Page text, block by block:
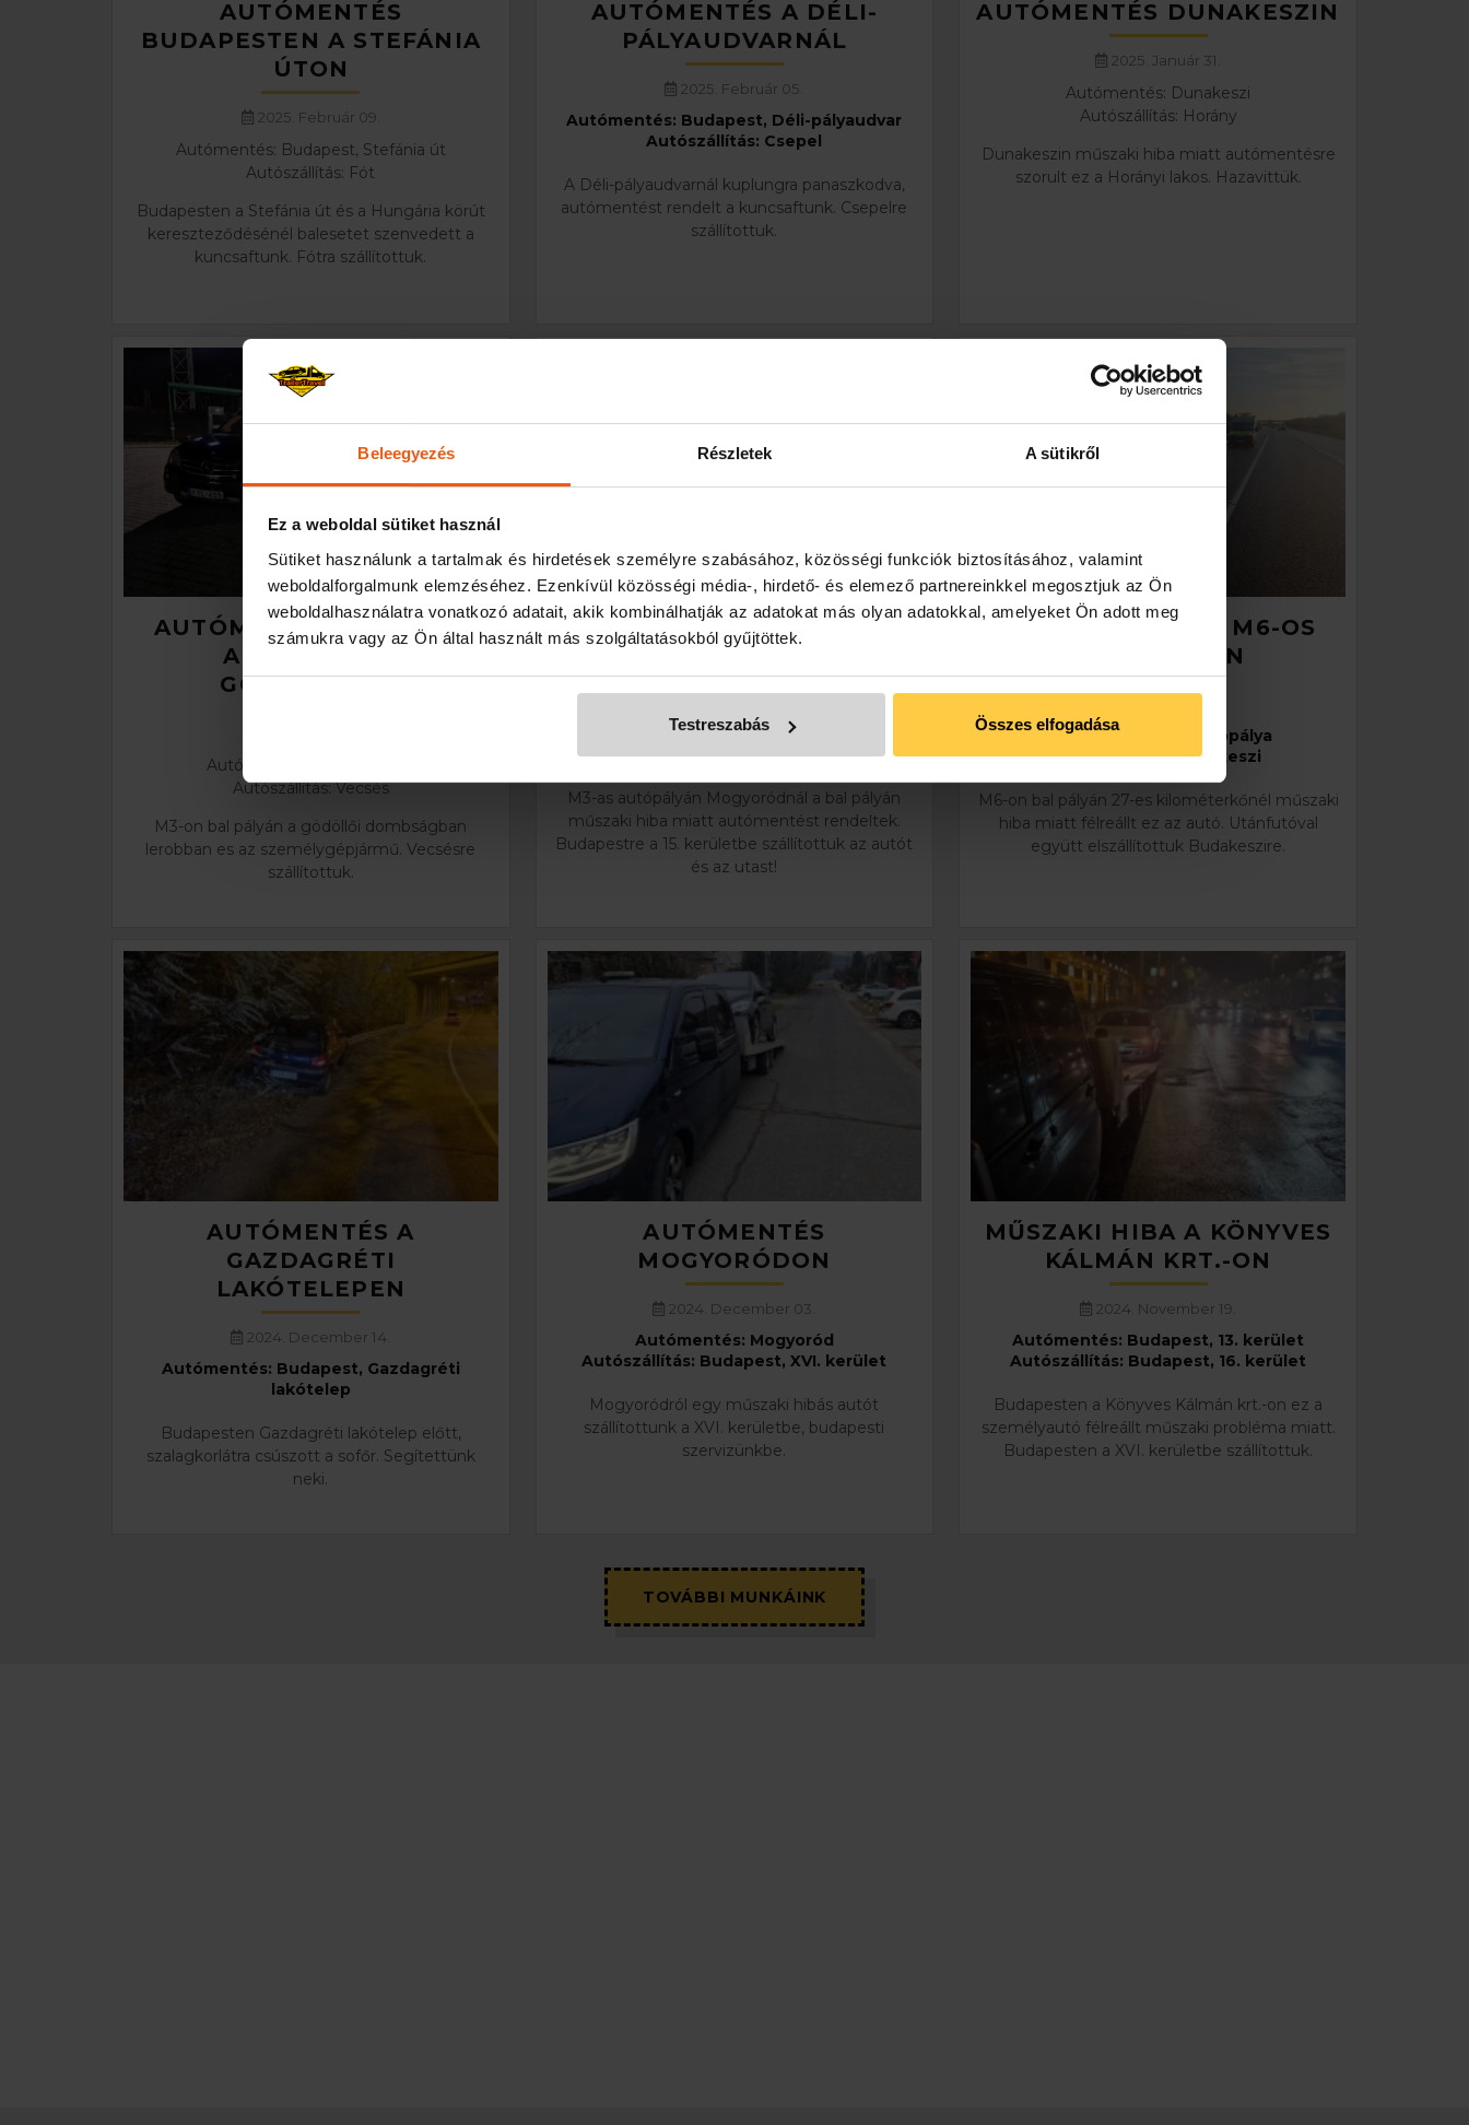
Beleegyezés Részletek A sütikről
Ez a weboldal sütiket használ
Sütiket használunk a tartalmak és hirdetések személyre szabásához, közösségi funkciók biztosításához, valamint
weboldalforgalmunk elemzéséhez. Ezenkívül közösségi média-, hirdető- és elemező partnereinkkel megosztjuk az Ön
weboldalhasználatra vonatkozó adatait, akik kombinálhatják az adatokat más olyan adatokkal, amelyeket Ön adott meg
számukra vagy az Ön által használt más szolgáltatásokból gyűjtöttek.
Testreszabás Összes elfogadása
AUTÓMENTÉS
BUDAPESTEN A STEFÁNIA
ÚTON
2025. Február 09.
Autómentés: Budapest, Stefánia út
Autószállítás: Fót
Budapesten a Stefánia út és a Hungária körút
kereszteződésénél balesetet szenvedett a
kuncsaftunk. Fótra szállítottuk.
AUTÓMENTÉS A DÉLI-
PÁLYAUDVARNÁL
2025. Február 05.
Autómentés: Budapest, Déli-pályaudvar
Autószállítás: Csepel
A Déli-pályaudvarnál kuplungra panaszkodva,
autómentést rendelt a kuncsaftunk. Csepelre
szállítottuk.
AUTÓMENTÉS DUNAKESZIN
2025. Január 31.
Autómentés: Dunakeszi
Autószállítás: Horány
Dunakeszin műszaki hiba miatt autómentésre
szorult ez a Horányi lakos. Hazavittük.
AUTÓMENTÉS AZ M3-AS
AUTÓPÁLYÁN
GÖDÖLLŐNÉL
Autómentés: M3 autópálya
Autószállítás: Vecsés
M3-on bal pályán a gödöllői dombságban
lerobban es az személygépjármű. Vecsésre
szállítottuk.
AUTÓMENTÉS AZ M3
AUTÓPÁLYÁN
Autómentés: Mogyoród, M3 autópálya
Autószállítás: Budapest, 15. kerület
M3-as autópályán Mogyoródnál a bal pályán
műszaki hiba miatt autómentést rendeltek.
Budapestre a 15. kerületbe szállítottuk az autót
és az utast!
AUTÓMENTÉS AZ M6-OS
AUTÓPÁLYÁN
Autómentés: M6 autópálya
Autószállítás: Budakeszi
M6-on bal pályán 27-es kilométerkőnél műszaki
hiba miatt félreállt ez az autó. Utánfutóval
együtt elszállítottuk Budakeszire.
AUTÓMENTÉS A
GAZDAGRÉTI
LAKÓTELEPEN
2024. December 14.
Autómentés: Budapest, Gazdagréti
lakótelep
Budapesten Gazdagréti lakótelep előtt,
szalagkorlátra csúszott a sofőr. Segítettünk
neki.
AUTÓMENTÉS
MOGYORÓDON
2024. December 03.
Autómentés: Mogyoród
Autószállítás: Budapest, XVI. kerület
Mogyoródról egy műszaki hibás autót
szállítottunk a XVI. kerületbe, budapesti
szervizünkbe.
MŰSZAKI HIBA A KÖNYVES
KÁLMÁN KRT.-ON
2024. November 19.
Autómentés: Budapest, 13. kerület
Autószállítás: Budapest, 16. kerület
Budapesten a Könyves Kálmán krt.-on ez a
személyautó félreállt műszaki probléma miatt.
Budapesten a XVI. kerületbe szállítottuk.
TOVÁBBI MUNKÁINK